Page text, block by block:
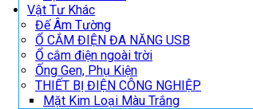
Vật Tư Khác
Đế Âm Tường
Ổ CẮM ĐIỆN ĐA NĂNG USB
Ổ cắm điện ngoài trời
Ống Gen, Phụ Kiện
THIẾT BỊ ĐIỆN CÔNG NGHIỆP
Mặt Kim Loại Màu Trắng